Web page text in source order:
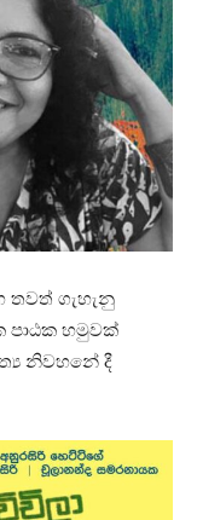
තවත් ගැහැනු
පාඨක හමුවක්
නිවහනේ දී